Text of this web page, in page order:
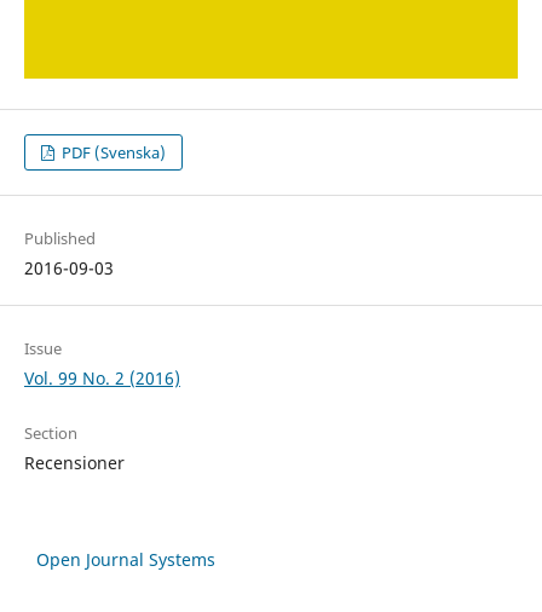
PDF (Svenska)
Published
2016-09-03
Issue
Vol. 99 No. 2 (2016)
Section
Recensioner
Open Journal Systems